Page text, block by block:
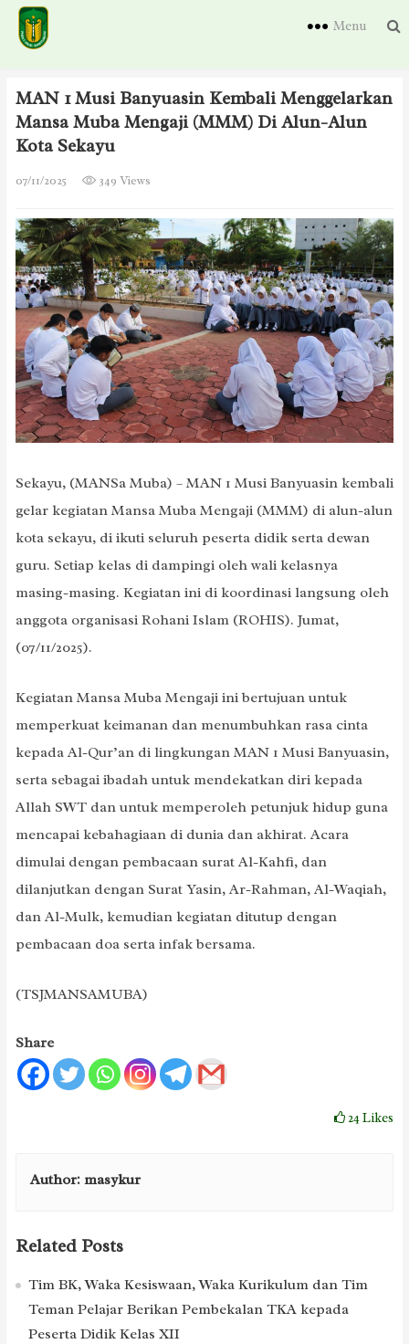
Menu
MAN 1 Musi Banyuasin Kembali Menggelarkan
Mansa Muba Mengaji (MMM) Di Alun-Alun
Kota Sekayu
07/11/2025 349 Views
Sekayu, (MANSa Muba) – MAN 1 Musi Banyuasin kembali
gelar kegiatan Mansa Muba Mengaji (MMM) di alun-alun
kota sekayu, di ikuti seluruh peserta didik serta dewan
guru. Setiap kelas di dampingi oleh wali kelasnya
masing-masing. Kegiatan ini di koordinasi langsung oleh
anggota organisasi Rohani Islam (ROHIS). Jumat,
(07/11/2025).
Kegiatan Mansa Muba Mengaji ini bertujuan untuk
memperkuat keimanan dan menumbuhkan rasa cinta
kepada Al-Qur’an di lingkungan MAN 1 Musi Banyuasin,
serta sebagai ibadah untuk mendekatkan diri kepada
Allah SWT dan untuk memperoleh petunjuk hidup guna
mencapai kebahagiaan di dunia dan akhirat. Acara
dimulai dengan pembacaan surat Al-Kahfi, dan
dilanjutkan dengan Surat Yasin, Ar-Rahman, Al-Waqiah,
dan Al-Mulk, kemudian kegiatan ditutup dengan
pembacaan doa serta infak bersama.
(TSJMANSAMUBA)
Share
24Likes
Author: masykur
Related Posts
Tim BK, Waka Kesiswaan, Waka Kurikulum dan Tim
Teman Pelajar Berikan Pembekalan TKA kepada
Peserta Didik Kelas XII